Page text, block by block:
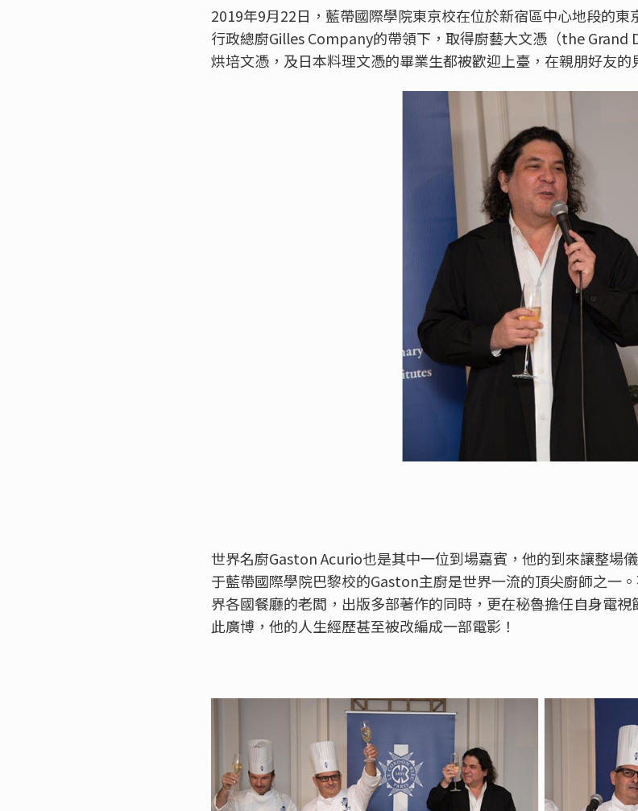
2019年9月22日，藍帶國際學院東京校在位於新宿區中心地段的
行政總廚Gilles Company的帶領下，取得廚藝大文憑（the Grand
烘培文憑，及日本料理文憑的畢業生都被歡迎上臺，在親朋好友的
世界名廚Gaston Acurio也是其中一位到場嘉賓，他的到來讓整場
于藍帶國際學院巴黎校的Gaston主廚是世界一流的頂尖廚師之一
界各國餐廳的老闆，出版多部著作的同時，更在秘魯擔任自身電
此廣博，他的人生經歷甚至被改編成一部電影！